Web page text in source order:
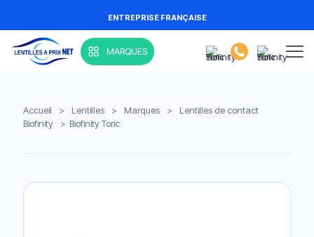
ENTREPRISE FRANÇAISE
MARQUES
Accueil > Lentilles > Marques >
Lentilles de contact
Biofinity
> Biofinity Toric